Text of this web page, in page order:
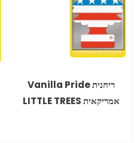
ריחנית Vanilla Pride
אמריקאית LITTLE TREES